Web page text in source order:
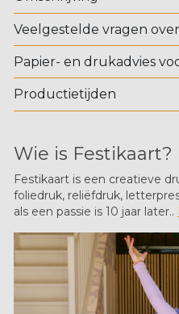
Veelgestelde vragen
Papier- en drukadvies
Productietijden
Wie is Festikaart?
Festikaart is een creatieve
foliedruk, reliëfdruk,
als een passie is 10 jaar later..